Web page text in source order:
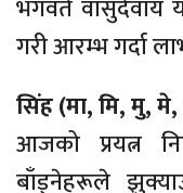
भगवते वासुदेवाय
गरी आरम्भ गर्दा
सिंह (मा, मि, मु,
आजको प्रयत्न
बाँड्नेहरूले